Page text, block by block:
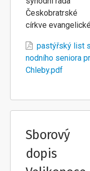
Českobratrské
církve evangelické
pastýřský list
nodního seniora
Chleby.pdf
Sborový
dopis